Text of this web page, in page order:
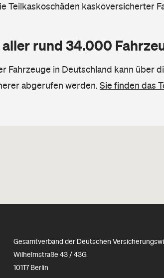
Teilkaskoschäden kaskoversicherter
rund 34.000
Fahrzeuge in Deutschland kann über
abgerufen werden. Sie finden das
Gesamtverband der Deutschen
Wilhelmstraße 43 / 43G
10117 Berlin